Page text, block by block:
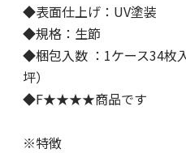
◆表面仕上げ：UV塗装
◆規格：生節
◆梱包入数 ：1ケース34枚
坪）
◆F★★★★商品です
※特徴